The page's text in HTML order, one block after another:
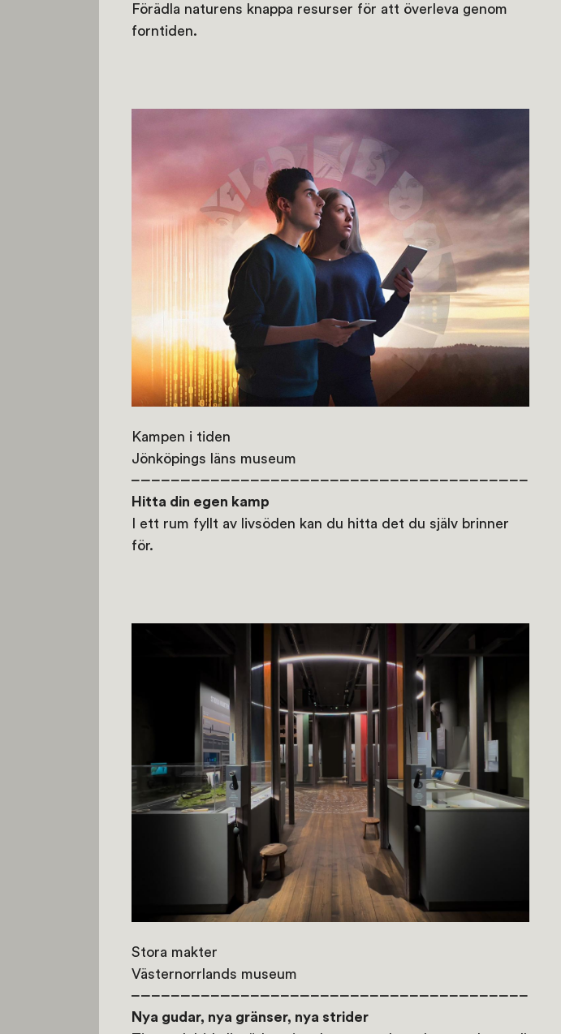
Förädla naturens knappa resurser för att överleva genom
forntiden.
Kampen i tiden
Jönköpings läns museum
Hitta din egen kamp
I ett rum fyllt av livsöden kan du hitta det du själv brinner
för.
Stora makter
Västernorrlands museum
Nya gudar, nya gränser, nya strider